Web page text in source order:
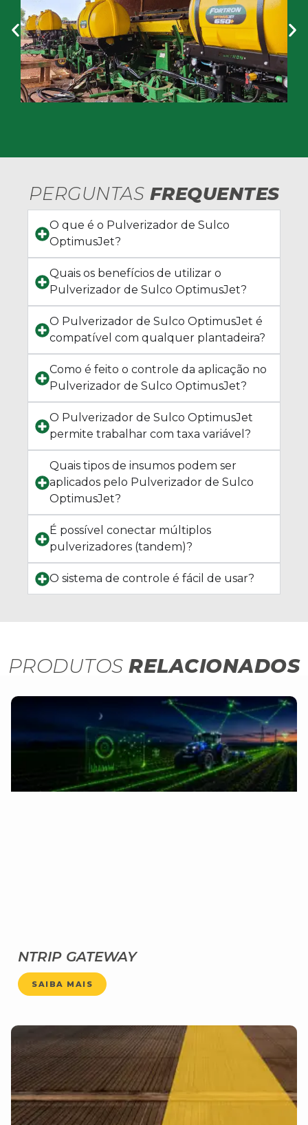
PERGUNTAS FREQUENTES
O que é o Pulverizador de Sulco
OptimusJet?
Quais os benefícios de utilizar o
Pulverizador de Sulco OptimusJet?
O Pulverizador de Sulco OptimusJet é
compatível com qualquer plantadeira?
Como é feito o controle da aplicação no
Pulverizador de Sulco OptimusJet?
O Pulverizador de Sulco OptimusJet
permite trabalhar com taxa variável?
Quais tipos de insumos podem ser
aplicados pelo Pulverizador de Sulco
OptimusJet?
É possível conectar múltiplos
pulverizadores (tandem)?
O sistema de controle é fácil de usar?
PRODUTOSRELACIONADOS
NTRIP GATEWAY
SAIBA MAIS